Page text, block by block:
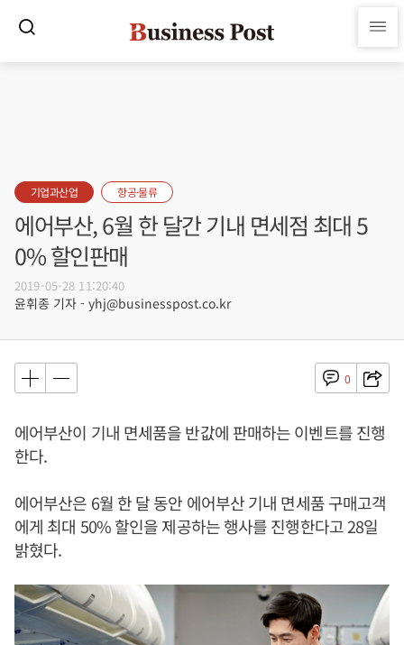
기업과산업 항공·물류
에어부산, 6월 한 달간 기내 면세점 최대 5
0% 할인판매
2019-05-28 11:20:40
윤휘종 기자 - yhj@businesspost.co.kr
0
에어부산이 기내 면세품을 반값에 판매하는 이벤트를 진행
한다.
에어부산은 6월 한 달 동안 에어부산 기내 면세품 구매고객
에게 최대 50% 할인을 제공하는 행사를 진행한다고 28일
밝혔다.